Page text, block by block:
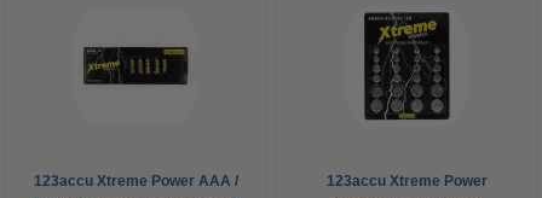
123accu Xtreme Power AAA /
123accu Xtreme Power